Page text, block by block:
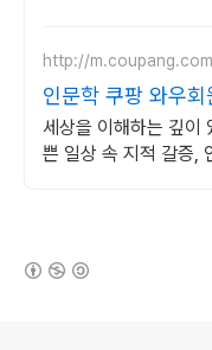
http://m.coupang.com
인문학 쿠팡 와우
세상을 이해하는 깊이
쁜 일상 속 지적 갈증,